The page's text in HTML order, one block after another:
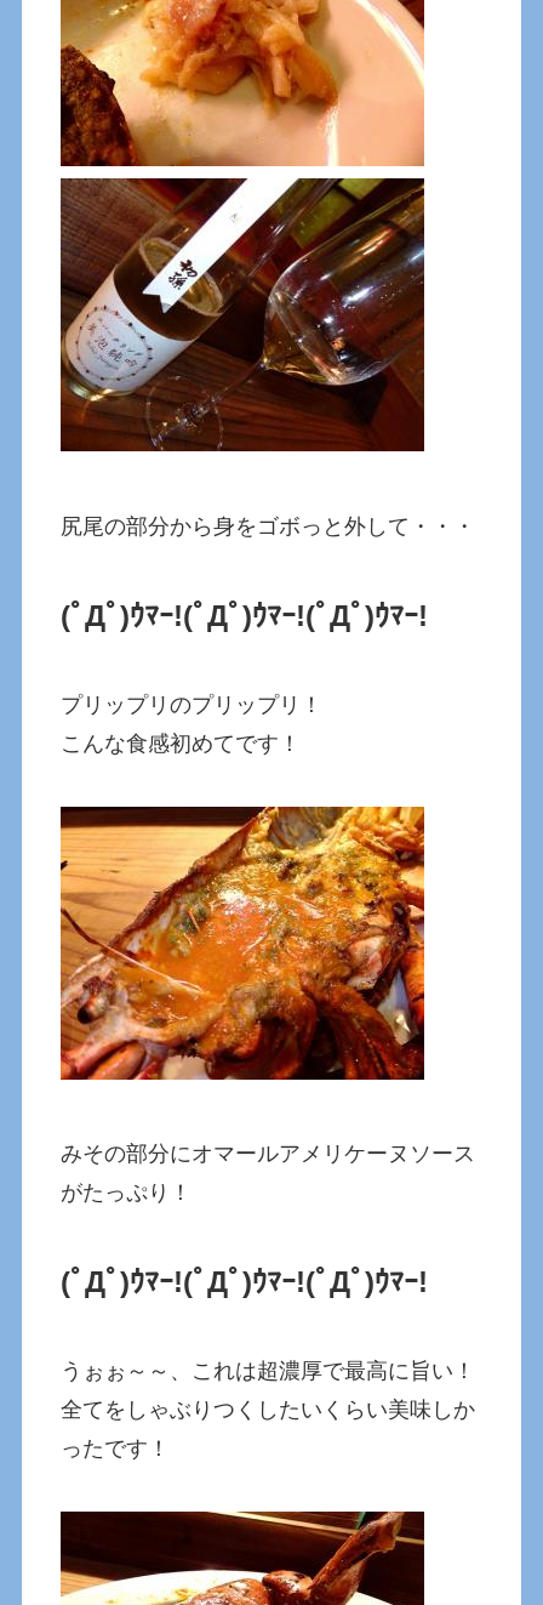
尻尾の部分から身をゴボっと外して・・・
(ﾟДﾟ)ｳﾏｰ!(ﾟДﾟ)ｳﾏｰ!(ﾟДﾟ)ｳﾏｰ!
プリップリのプリップリ！
こんな食感初めてです！
みその部分にオマールアメリケーヌソース
がたっぷり！
(ﾟДﾟ)ｳﾏｰ!(ﾟДﾟ)ｳﾏｰ!(ﾟДﾟ)ｳﾏｰ!
うぉぉ～～、これは超濃厚で最高に旨い！
全てをしゃぶりつくしたいくらい美味しか
ったです！